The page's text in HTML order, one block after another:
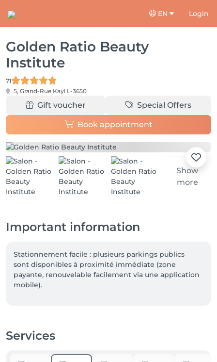
EN Login
Golden Ratio Beauty
Institute
71
5, Grand-Rue Kayl L-3650
Gift voucher Special Offers
Book appointment
Show
more
Important information
Stationnement facile : plusieurs parkings publics
sont disponibles à proximité immédiate (zone
payante, renouvelable facilement via une application
mobile).
Horaires : nous serons ravies de vous accueillir du
toute l’attention et la bienveillance que vous méritez.
Services